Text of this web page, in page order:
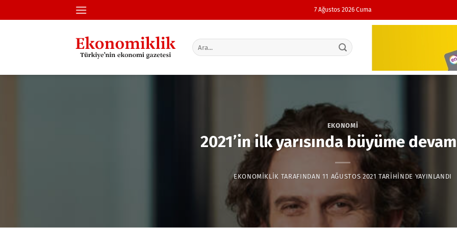
atla
7 Ağustos 2026 Cuma
EKONOMI
2021’in ilk yarısında büyüme
EKONOMIKLIK TARAFINDAN 11 AĞUSTOS 2021 TARIHINDE YAYINLANDI